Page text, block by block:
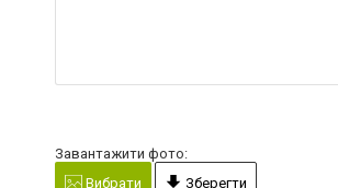
Завантажити фото:
Вибрати
Зберегти